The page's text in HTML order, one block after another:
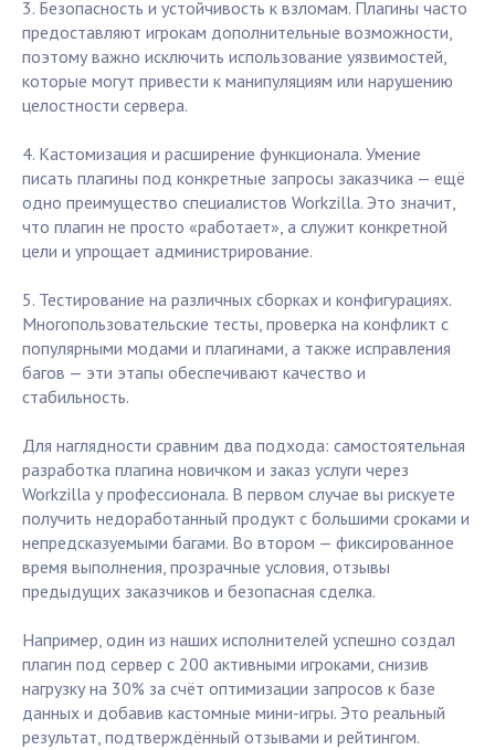
3. Безопасность и устойчивость к взломам. Плагины часто
предоставляют игрокам дополнительные возможности,
поэтому важно исключить использование уязвимостей,
которые могут привести к манипуляциям или нарушению
целостности сервера.
4. Кастомизация и расширение функционала. Умение
писать плагины под конкретные запросы заказчика — ещё
одно преимущество специалистов Workzilla. Это значит,
что плагин не просто «работает», а служит конкретной
цели и упрощает администрирование.
5. Тестирование на различных сборках и конфигурациях.
Многопользовательские тесты, проверка на конфликт с
популярными модами и плагинами, а также исправления
багов — эти этапы обеспечивают качество и
стабильность.
Для наглядности сравним два подхода: самостоятельная
разработка плагина новичком и заказ услуги через
Workzilla у профессионала. В первом случае вы рискуете
получить недоработанный продукт с большими сроками и
непредсказуемыми багами. Во втором — фиксированное
время выполнения, прозрачные условия, отзывы
предыдущих заказчиков и безопасная сделка.
Например, один из наших исполнителей успешно создал
плагин под сервер с 200 активными игроками, снизив
нагрузку на 30% за счёт оптимизации запросов к базе
данных и добавив кастомные мини-игры. Это реальный
результат, подтверждённый отзывами и рейтингом.